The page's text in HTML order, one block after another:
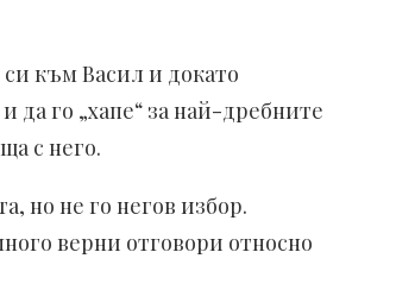
към Васил и докато
да го „хапе“ за най-дребните
с него.
но не го негов избор.
верни отговори относно